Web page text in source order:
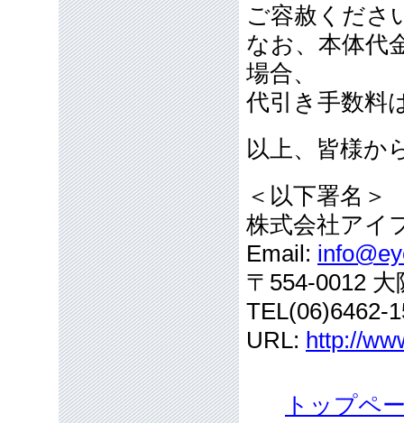
ご容赦くださ
なお、本体代
場合、
代引き手数料
以上、皆様か
＜以下署名＞
株式会社アイ
Email:
〒554-0012
TEL(06)6462-
URL: http://
トップペ